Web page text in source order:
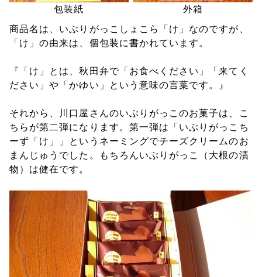
包装紙
外箱
商品名は、いぶりがっこしょこら「け」なのですが、
「け」の由来は、個包装に書かれています。
『「け」とは、秋田弁で「お食べください」「来てく
ださい」や「かゆい」という意味の言葉です。』
それから、川口屋さんのいぶりがっこのお菓子は、こ
ちらが第二弾になります。第一弾は「いぶりがっこち
ーず「け」」というネーミングでチーズクリームのお
まんじゅうでした。もちろんいぶりがっこ（大根の漬
物）は健在です。